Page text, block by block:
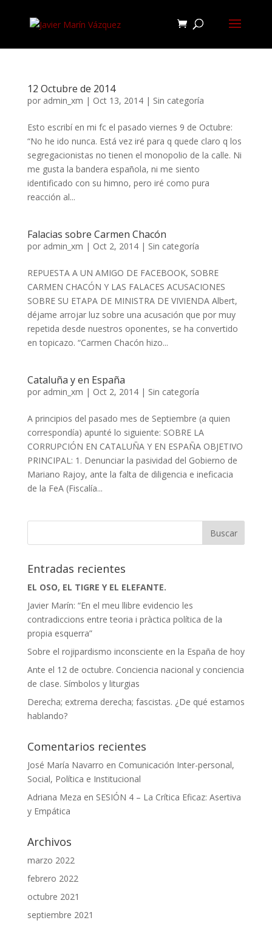
12 Octubre de 2014
por admin_xm | Oct 13, 2014| Sin categoría
Esto escribí en mi fc el pasado viernes 9 de Octubre:
“No he ido nunca. Está vez iré para q quede claro q los
segregacionistas no tienen el monopolio de la calle. Ni
me gusta la bandera española, ni me siento
identificado con su himno, pero iré como pura
reacción al...
Falacias sobre Carmen Chacón
por admin_xm | Oct 2, 2014| Sin categoría
REPUESTA A UN AMIGO DE FACEBOOK, SOBRE
CARMEN CHACÓN Y LAS FALACES ACUSACIONES
SOBRE SU ETAPA DE MINISTRA DE VIVIENDA Albert,
déjame arrojar luz sobre una acusación que por muy
repetida desde nuestros oponentes, se ha convertido
en topicazo. “Carmen Chacón hizo...
Cataluña y en España
por admin_xm | Oct 2, 2014| Sin categoría
A principios del pasado mes de Septiembre (a quien
correspondía) apunté lo siguiente: SOBRE LA
CORRUPCIÓN EN CATALUÑA Y EN ESPAÑA OBJETIVO
PRINCIPAL: 1. Denunciar la pasividad del Gobierno de
Mariano Rajoy, ante la falta de diligencia e ineficacia
de la FeA (Fiscalía...
Entradas recientes
EL OSO, EL TIGRE Y EL ELEFANTE.
Javier Marín: “En el meu llibre evidencio les
contradiccions entre teoria i pràctica política de la
propia esquerra”
Sobre el rojipardismo inconsciente en la España de hoy
Ante el 12 de octubre. Conciencia nacional y conciencia
de clase. Símbolos y liturgias
Derecha; extrema derecha; fascistas. ¿De qué estamos
hablando?
Comentarios recientes
José María Navarro en Comunicación Inter-personal,
Social, Política e Institucional
Adriana Meza en SESIÓN 4 – La Crítica Eficaz: Asertiva
y Empática
Archivos
marzo 2022
febrero 2022
octubre 2021
septiembre 2021